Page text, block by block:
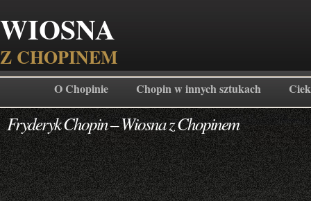
WIOSNA
Z CHOPINEM
O Chopinie Chopin w innych sztukach
Fryderyk Chopin – Wiosna z Chopinem